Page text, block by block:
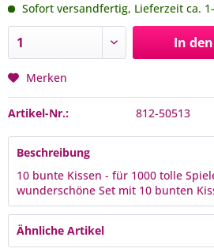
Sofort versandfertig, Lieferzeit ca.
In den
Merken
Artikel-Nr.: 812-50513
Beschreibung
10 bunte Kissen - für 1000 tolle
wunderschöne Set mit 10 bunten
Ähnliche Artikel